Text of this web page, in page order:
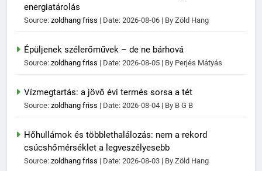
energiatárolás
Source: zoldhang friss Date: 2026-08-06 By Zöld Hang
Épüljenek szélerőművek – de ne bárhová
Source: zoldhang friss Date: 2026-08-05 By Perjés Mátyás
Vízmegtartás: a jövő évi termés sorsa a tét
Source: zoldhang friss Date: 2026-08-04 By B G B
Hőhullámok és többlethalálozás: nem a rekord
csúcshőmérséklet a legveszélyesebb
Source: zoldhang friss Date: 2026-08-03 By Zöld Hang